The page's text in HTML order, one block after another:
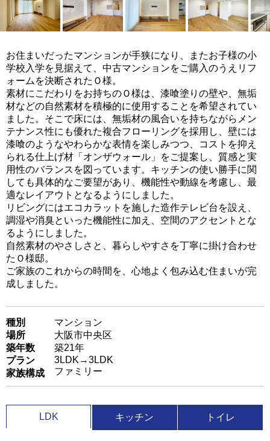
お住まいだったマンションが手狭になり、またお子様の小
学校入学を見据えて、中古マンションをご購入のうえリフ
ォームを決断されたＯ様。
素材にこだわりをお持ちのＯ様は、漆喰塗りの壁や、無垢
材などの自然素材を積極的に使用することを希望されてい
ました。そこで床には、無垢材の風合いを持ちながらメン
テナンス性にも優れた複合フローリングを採用し、壁には
漆喰のようなやわらかな表情を楽しみつつ、コストを抑え
られる仕上げ材「オンザウォール」をご提案し、質感と実
用性のバランスを図っています。キッチンの使い勝手に関
しても具体的なご要望があり、機能性や動線を考慮し、最
適なレイアウトとなるようにしました。
リビングにはエコカラットを施した造作テレビ台を設え、
調湿や消臭といった機能性に加え、空間のアクセントとな
るようにしました。
自然素材のやさしさと、暮らしやすさを丁寧に掛け合わせ
たＯ様邸。
ご家族のこれからの時間を、心地よく包み込む住まいが完
成しました。
種別
マンション
場所
大阪市中央区
築年数
築21年
プラン
3LDK→3LDK
家族構成
ファミリー
LDK キッチン トイレ